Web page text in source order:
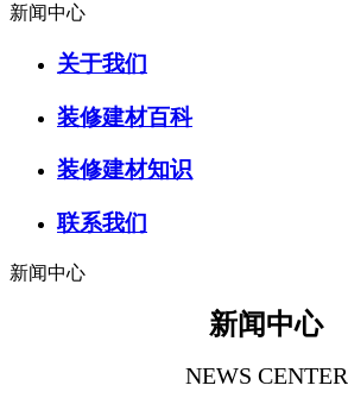
新闻中心
关于我们
装修建材百科
装修建材知识
联系我们
新闻中心
新闻中心
NEWS CENTER